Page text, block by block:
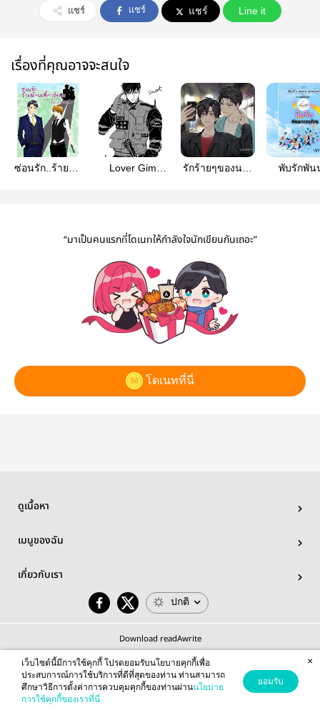
แชร์ แชร์ แชร์ Line it
เรื่องที่คุณอาจจะสนใจ
ซ่อนรัก..ร้ายนัก
Lover Gim
รักร้ายๆของนาย
พับรักพัน
“มาเป็นคนแรกที่โดเนทให้กำลังใจนักเขียนกันเถอะ”
โดเนทที่นี่
ดูเนื้อหา
เมนูของฉัน
เกี่ยวกับเรา
ปกติ
Download readAwrite
© 2026 readAwrite.com by MEB Corporation Public Company Limited
This site is protected by reCAPTCHA and the Google
เว็บไซต์นี้มีการใช้คุกกี้ โปรดยอมรับนโยบายคุกกี้เพื่อ
ประสบการณ์การใช้บริการที่ดีที่สุดของท่าน ท่านสามารถ
ศึกษาวิธีการตั้งค่าการควบคุมคุกกี้ของท่านผ่านนโยบาย
การใช้คุกกี้ของเราที่นี่
ยอมรับ
×